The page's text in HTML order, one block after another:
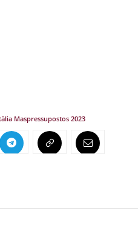
Maspressupostos 2023